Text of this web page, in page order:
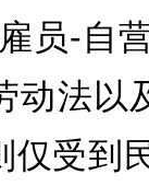
员-自
法以
受到